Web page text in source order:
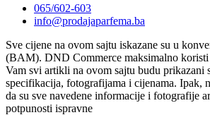
065/602-603
info@prodajaparfema.ba
Sve cijene na ovom sajtu iskazane su u
(BAM). DND Commerce maksimalno koristi
Vam svi artikli na ovom sajtu budu prikazani
specifikacija, fotografijama i cijenama. Ipak,
da su sve navedene informacije i fotografije
potpunosti ispravne